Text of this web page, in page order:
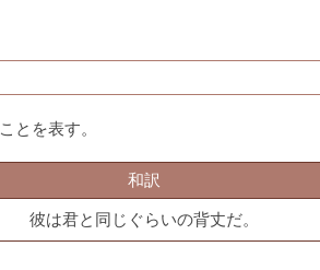
とを表す。
和訳
彼は君と同じぐらいの背丈だ。